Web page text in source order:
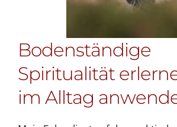
Bodenständige
Spiritualität
im Alltag